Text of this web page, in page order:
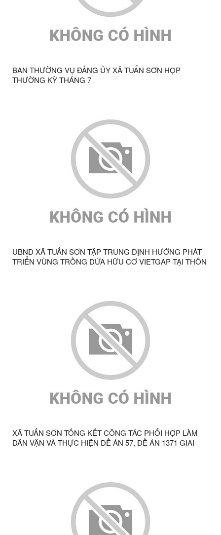
BAN THƯỜNG VỤ ĐẢNG ỦY XÃ TUẤN SƠN HỌP
THƯỜNG KỲ THÁNG 7
UBND XÃ TUẤN SƠN TẬP TRUNG ĐỊNH HƯỚNG PHÁT
TRIỂN VÙNG TRỒNG DỨA HỮU CƠ VIETGAP TẠI THÔN
XÃ TUẤN SƠN TỔNG KẾT CÔNG TÁC PHỐI HỢP LÀM
DÂN VẬN VÀ THỰC HIỆN ĐỀ ÁN 57, ĐỀ ÁN 1371 GIAI